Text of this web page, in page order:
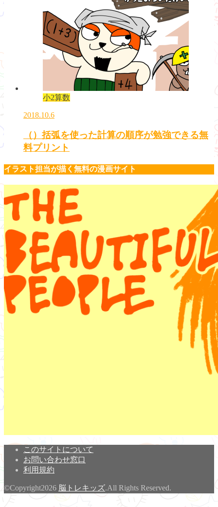
小2算数
2018.10.6
（）括弧を使った計算の順序が勉強できる無
料プリント
イラスト担当が描く無料の漫画サイト
このサイトについて
お問い合わせ窓口
利用規約
©Copyright2026 脳トレキッズ.All Rights Reserved.